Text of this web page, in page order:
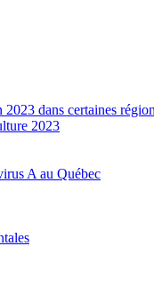
dans certaines
2023
A au Québec